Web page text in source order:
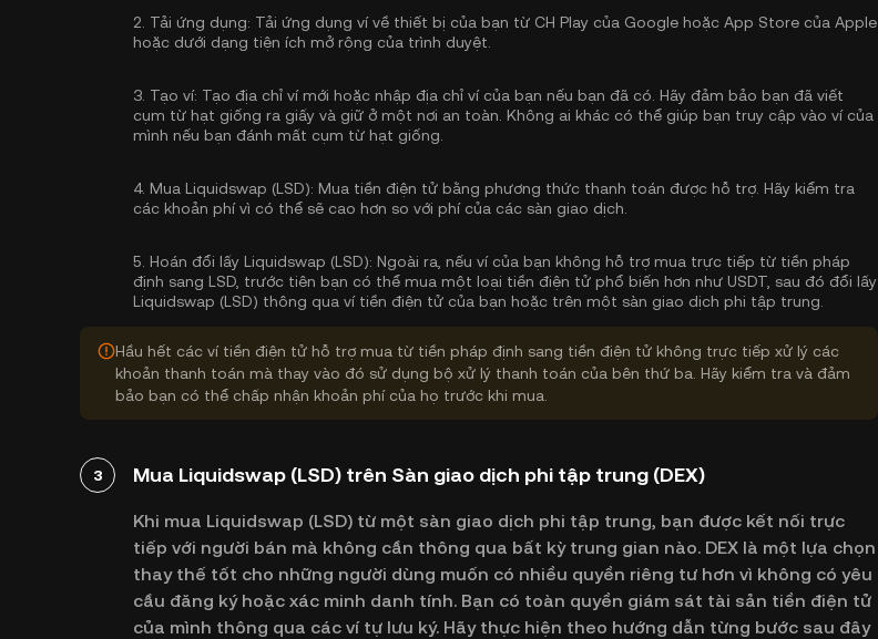
2. Tải ứng dụng: Tải ứng dụng ví về thiết bị của bạn từ CH Play của Google hoặc App Store của Apple
hoặc dưới dạng tiện ích mở rộng của trình duyệt.
3. Tạo ví: Tạo địa chỉ ví mới hoặc nhập địa chỉ ví của bạn nếu bạn đã có. Hãy đảm bảo bạn đã viết
cụm từ hạt giống ra giấy và giữ ở một nơi an toàn. Không ai khác có thể giúp bạn truy cập vào ví của
mình nếu bạn đánh mất cụm từ hạt giống.
4. Mua Liquidswap (LSD): Mua tiền điện tử bằng phương thức thanh toán được hỗ trợ. Hãy kiểm tra
các khoản phí vì có thể sẽ cao hơn so với phí của các sàn giao dịch.
5. Hoán đổi lấy Liquidswap (LSD): Ngoài ra, nếu ví của bạn không hỗ trợ mua trực tiếp từ tiền pháp
định sang LSD, trước tiên bạn có thể mua một loại tiền điện tử phổ biến hơn như USDT, sau đó đổi lấy
Liquidswap (LSD) thông qua ví tiền điện tử của bạn hoặc trên một sàn giao dịch phi tập trung.
Hầu hết các ví tiền điện tử hỗ trợ mua từ tiền pháp định sang tiền điện tử không trực tiếp xử lý các
khoản thanh toán mà thay vào đó sử dụng bộ xử lý thanh toán của bên thứ ba. Hãy kiểm tra và đảm
bảo bạn có thể chấp nhận khoản phí của họ trước khi mua.
3 Mua Liquidswap (LSD) trên Sàn giao dịch phi tập trung (DEX)
Khi mua Liquidswap (LSD) từ một sàn giao dịch phi tập trung, bạn được kết nối trực
tiếp với người bán mà không cần thông qua bất kỳ trung gian nào. DEX là một lựa chọn
thay thế tốt cho những người dùng muốn có nhiều quyền riêng tư hơn vì không có yêu
cầu đăng ký hoặc xác minh danh tính. Bạn có toàn quyền giám sát tài sản tiền điện tử
của mình thông qua các ví tự lưu ký. Hãy thực hiện theo hướng dẫn từng bước sau đây